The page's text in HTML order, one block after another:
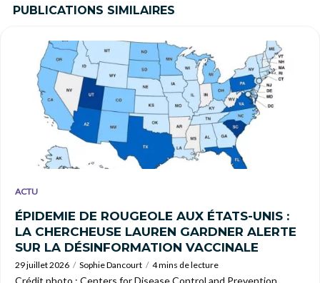
PUBLICATIONS SIMILAIRES
ACTU
ÉPIDEMIE DE ROUGEOLE AUX ÉTATS-UNIS :
LA CHERCHEUSE LAUREN GARDNER ALERTE
SUR LA DÉSINFORMATION VACCINALE
29 juillet 2026 Sophie Dancourt 4 mins de lecture
Crédit photo : Centers for Disease Control and Prevention